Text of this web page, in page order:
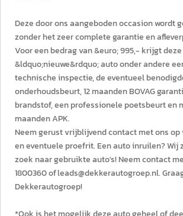
Deze door ons aangeboden occasion wordt
zonder het zeer complete garantie en
Voor een bedrag van &euro; 995,- krijgt deze
&ldquo;nieuwe&rdquo; auto onder andere
technische inspectie, de eventueel
onderhoudsbeurt, 12 maanden BOVAG
brandstof, een professionele poetsbeurt en
maanden APK.
Neem gerust vrijblijvend contact met ons op
en eventuele proefrit. Een auto inruilen? Wij
zoek naar gebruikte auto's! Neem contact
1800360 of leads@dekkerautogroep.nl.
Dekkerautogroep!